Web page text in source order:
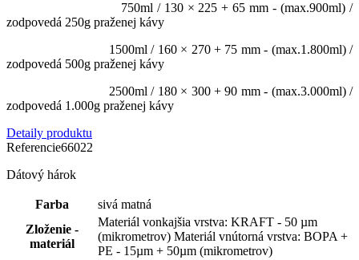
750ml / 130 × 225 + 65 mm - (max.900ml) /
zodpovedá 250g praženej kávy
1500ml / 160 × 270 + 75 mm - (max.1.800ml) /
zodpovedá 500g praženej kávy
2500ml / 180 × 300 + 90 mm - (max.3.000ml) /
zodpovedá 1.000g praženej kávy
Detaily produktu
Referencie66022
Dátový hárok
Farba
sivá matná
Zloženie -
materiál
Materiál vonkajšia vrstva: KRAFT - 50 µm
(mikrometrov) Materiál vnútorná vrstva: BOPA +
PE - 15µm + 50µm (mikrometrov)